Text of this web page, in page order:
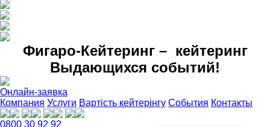
Фигаро-Кейтеринг – кейтеринг
Выдающихся событий!
Онлайн-заявка
Компания Услуги Вартість кейтерінгу События Контакты
0800 30 92 92